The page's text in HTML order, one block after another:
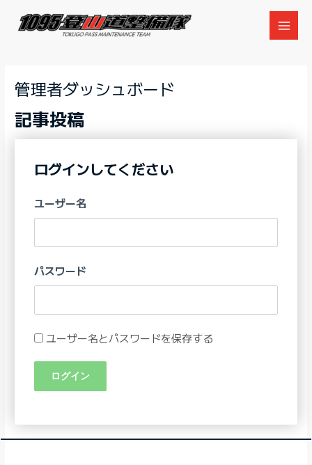
管理者ダッシュボード
記事投稿
ログインしてください
ユーザー名
パスワード
ユーザー名とパスワードを保存する